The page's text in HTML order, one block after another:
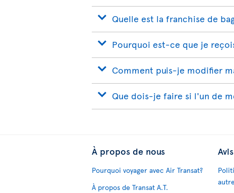
Quelle est la franchise de
Pourquoi est-ce que je
Comment puis-je modifier
Que dois-je faire si l'un de
À propos de nous
Pourquoi voyager avec Air Transat?
À propos de Transat A.T.